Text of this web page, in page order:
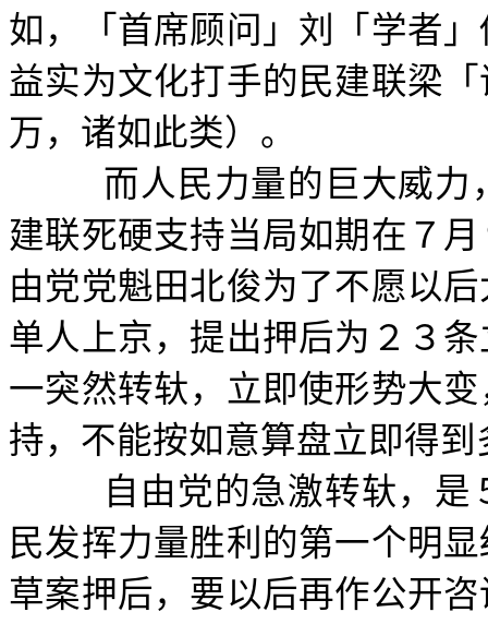
如，「首席顾问」刘「学者
益实为文化打手的民建联梁
万，诸如此类）。
而人民力量的巨大威
建联死硬支持当局如期在７
由党党魁田北俊为了不愿以
单人上京，提出押后为２３
一突然转轪，立即使形势大
持，不能按如意算盘立即得
自由党的急激转轪，
民发挥力量胜利的第一个明
草案押后，要以后再作公开